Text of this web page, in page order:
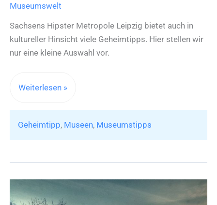
Museumswelt
Sachsens Hipster Metropole Leipzig bietet auch in
kultureller Hinsicht viele Geheimtipps. Hier stellen wir
nur eine kleine Auswahl vor.
Geheimtipp:
Sachsens
junge
Weiterlesen »
Geheimtipp, Museen, Museumstipps